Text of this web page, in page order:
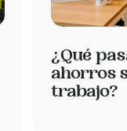
¿Qué
ahorros
trabajo?